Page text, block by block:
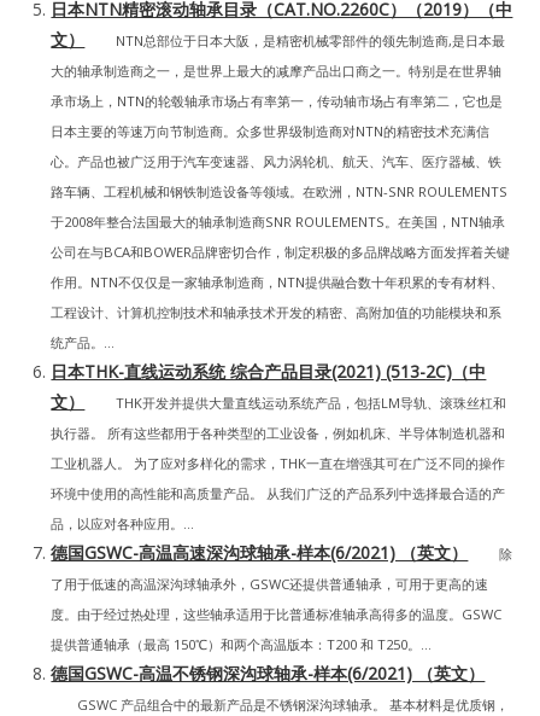
日本NTN精密滚动轴承目录（CAT.NO.2260C）（2019）（中
文）
NTN总部位于日本大阪，是精密机械零部件的领先制造商,是日本最
大的轴承制造商之一，是世界上最大的减摩产品出口商之一。特别是在世界轴
承市场上，NTN的轮毂轴承市场占有率第一，传动轴市场占有率第二，它也是
日本主要的等速万向节制造商。众多世界级制造商对NTN的精密技术充满信
心。产品也被广泛用于汽车变速器、风力涡轮机、航天、汽车、医疗器械、铁
路车辆、工程机械和钢铁制造设备等领域。在欧洲，NTN-SNR ROULEMENTS
于2008年整合法国最大的轴承制造商SNR ROULEMENTS。在美国，NTN轴承
公司在与BCA和BOWER品牌密切合作，制定积极的多品牌战略方面发挥着关键
作用。NTN不仅仅是一家轴承制造商，NTN提供融合数十年积累的专有材料、
工程设计、计算机控制技术和轴承技术开发的精密、高附加值的功能模块和系
统产品。...
日本THK-直线运动系统 综合产品目录(2021) (513-2C)（中
文）
THK开发并提供大量直线运动系统产品，包括LM导轨、滚珠丝杠和
执行器。 所有这些都用于各种类型的工业设备，例如机床、半导体制造机器和
工业机器人。 为了应对多样化的需求，THK一直在增强其可在广泛不同的操作
环境中使用的高性能和高质量产品。 从我们广泛的产品系列中选择最合适的产
品，以应对各种应用。...
德国GSWC-高温高速深沟球轴承-样本(6/2021) （英文）
除
了用于低速的高温深沟球轴承外，GSWC还提供普通轴承，可用于更高的速
度。由于经过热处理，这些轴承适用于比普通标准轴承高得多的温度。GSWC
提供普通轴承（最高 150℃）和两个高温版本：T200 和 T250。...
德国GSWC-高温不锈钢深沟球轴承-样本(6/2021) （英文）
GSWC 产品组合中的最新产品是不锈钢深沟球轴承。 基本材料是优质钢，